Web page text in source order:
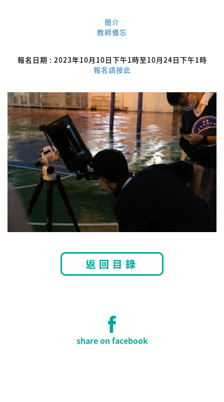
簡介
教師備忘
報名日期 : 2023年10月10日下午1時至10月24日下午1時
報名請按此
share on facebook